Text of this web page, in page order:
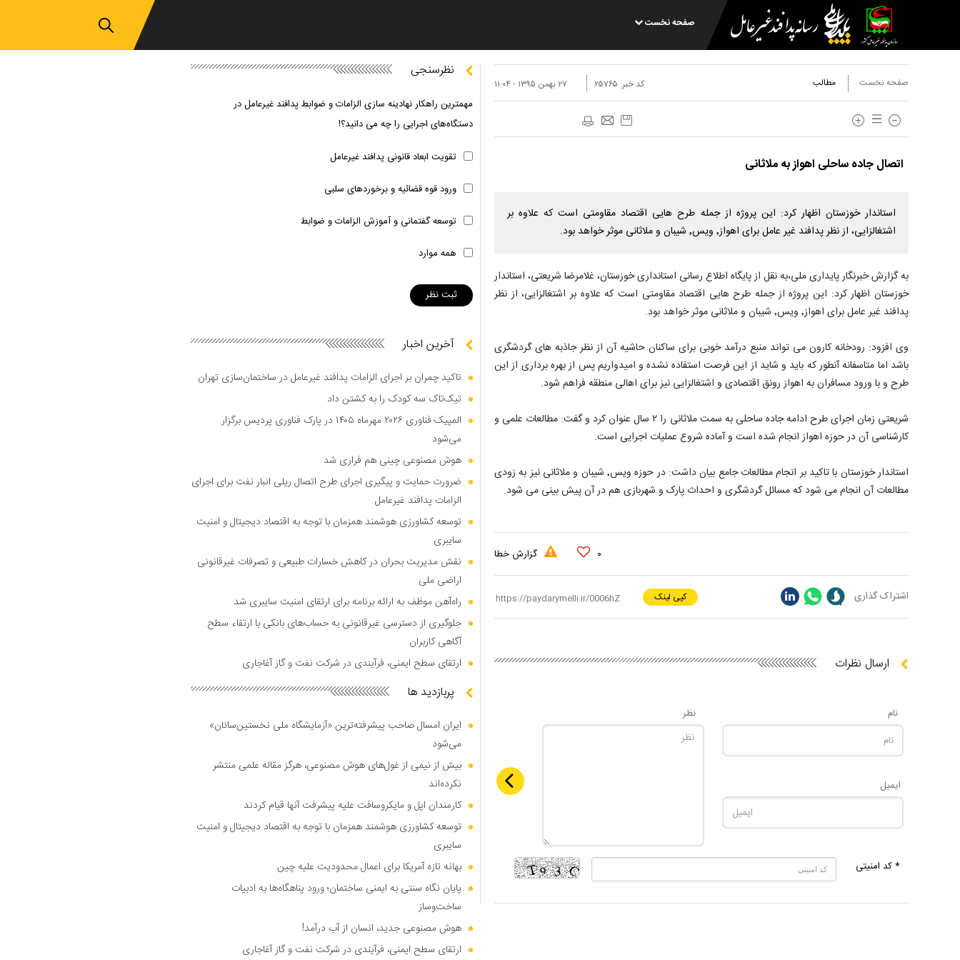
صفحه نخست
صفحه نخست مطالب ۲۷ بهمن ۱۳۹۵ - ۱۱:۰۴ کد خبر: ۲۵۷۶۵
اتصال جاده ساحلی اهواز به ملاثانی
استاندار خوزستان اظهار کرد: این پروژه از جمله طرح هایی اقتصاد مقاومتی است که علاوه بر
اشتغالزایی، از نظر پدافند غیر عامل برای اهواز٬ ویس٬ شیبان و ملاثانی موثر خواهد بود.
به گزارش خبرنگار پایداری ملی،به نقل از پایگاه اطلاع رسانی استانداری خوزستان، غلامرضا شریعتی، استاندار
خوزستان اظهار کرد: این پروژه از جمله طرح هایی اقتصاد مقاومتی است که علاوه بر اشتغالزایی، از نظر
پدافند غیر عامل برای اهواز٬ ویس٬ شیبان و ملاثانی موثر خواهد بود.
وی افزود: رودخانه کارون می تواند منبع درآمد خوبی برای ساکنان حاشیه آن از نظر جاذبه های گردشگری
باشد اما متاسفانه آنطور که باید و شاید از این فرصت استفاده نشده و امیدواریم پس از بهره برداری از این
طرح و با ورود مسافران به اهواز رونق اقتصادی و اشتغالزایی نیز برای اهالی منطقه فراهم شود.
شریعتی زمان اجرای طرح ادامه جاده ساحلی به سمت ملاثانی را ۲ سال عنوان کرد و گفت: مطالعات علمی و
کارشناسی آن در حوزه اهواز انجام شده است و آماده شروع عملیات اجرایی است.
استاندار خوزستان با تاکید بر انجام مطالعات جامع بیان داشت: در حوزه ویس٬ شیبان و ملاثانی نیز به زودی
مطالعات آن انجام می شود که مسائل گردشگری و احداث پارک و شهربازی هم در آن پیش بینی می شود.
۰ گزارش خطا
اشتراک گذاری کپی لینک
ارسال نظرات
نام
ایمیل
نظر
* کد امنیتی
نظرسنجی
مهمترین راهکار نهادینه سازی الزامات و ضوابط پدافند غیرعامل در
دستگاه‌های اجرایی را چه می دانید؟!
تقویت ابعاد قانونی پدافند غیرعامل
ورود قوه قضائیه و برخوردهای سلبی
توسعه گفتمانی و آموزش الزامات و ضوابط
همه موارد
آخرین اخبار
تاکید چمران بر اجرای الزامات پدافند غیرعامل در ساختمان‌سازی تهران
تیک‌تاک سه کودک را به کشتن داد
المپیک فناوری ۲۰۲۶ مهرماه ۱۴۰۵ در پارک فناوری پردیس برگزار
می‌شود
هوش مصنوعی چینی هم فراری شد
ضرورت حمایت و پیگیری اجرای طرح اتصال ریلی انبار نفت برای اجرای
الزامات پدافند غیرعامل
توسعه کشاورزی هوشمند همزمان با توجه به اقتصاد دیجیتال و امنیت
سایبری
نقش مدیریت بحران در کاهش خسارات طبیعی و تصرفات غیرقانونی
اراضی ملی
راه‌آهن موظف به ارائه برنامه برای ارتقای امنیت سایبری شد
جلوگیری از دسترسی غیرقانونی به حساب‌های بانکی با ارتقاء سطح
آگاهی کاربران
ارتقای سطح ایمنی، فرآیندی در شرکت نفت و گاز آغاجاری
پربازدید ها
ایران امسال صاحب پیشرفته‌ترین «آزمایشگاه ملی نخستین‌سانان»
می‌شود
بیش از نیمی از غول‌های هوش مصنوعی، هرگز مقاله علمی منتشر
نکرده‌اند
کارمندان اپل و مایکروسافت علیه پیشرفت آنها قیام کردند
توسعه کشاورزی هوشمند همزمان با توجه به اقتصاد دیجیتال و امنیت
سایبری
بهانه تازه آمریکا برای اعمال محدودیت علیه چین
پایان نگاه سنتی به ایمنی ساختمان؛ ورود پناهگاه‌ها به ادبیات
ساخت‌وساز
هوش مصنوعی جدید، انسان از آب درآمد!
ارتقای سطح ایمنی، فرآیندی در شرکت نفت و گاز آغاجاری